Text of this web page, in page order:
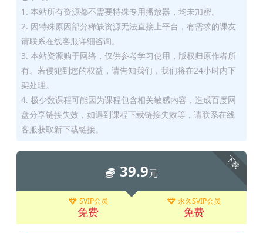
1. 本站所有资源都不需要特殊专用播放器，均未加密。
2. 因特殊原因部分稀缺资源无法直接上平台，有需求的课友
请联系在线客服详细咨询。
3. 本站资源购于网络，仅供参考学习使用，版权归原作者所
有。若侵犯到您的权益，请告知我们，我们将在24小时内下
架处理。
4. 极少数课程可能因为课程包含相关敏感内容，造成百度网
盘分享链接失效，如遇到课程下载链接失效等，请联系在线
客服获取新下载链接。
下载
39.9元
SVIP会员
免费
永久SVIP会员
免费